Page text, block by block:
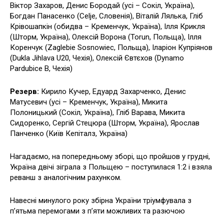
Віктор Захаров, Денис Бородай (усі – Сокіл, Україна),
Богдан Панасенко (Celje, Словенія), Віталій Лялька, Гліб
Крівошапкін (обидва – Кременчук, Україна), Ілля Крикля
(Шторм, Україна), Олексій Ворона (Torun, Польща), Ілля
Коренчук (Zaglebie Sosnowiec, Польща), Іларіон Купріянов
(Dukla Jihlava U20, Чехія), Олексій Євтєхов (Dynamo
Pardubice B, Чехія)
Резерв: Кирило Кучер, Едуард Захарченко, Денис
Матусевич (усі – Кременчук, Україна), Микита
Полоницький (Сокіл, Україна), Гліб Варава, Микита
Сидоренко, Сергій Стецюра (Шторм, Україна), Ярослав
Панченко (Київ Кепіталз, Україна)
Нагадаємо, на попередньому зборі, що пройшов у грудні,
Україна двічі зіграла з Польщею – поступилася 1:2 і взяла
реванш з аналогічним рахунком.
Навесні минулого року збірна України тріумфувала з
п’ятьма перемогами з п’яти можливих та разючою